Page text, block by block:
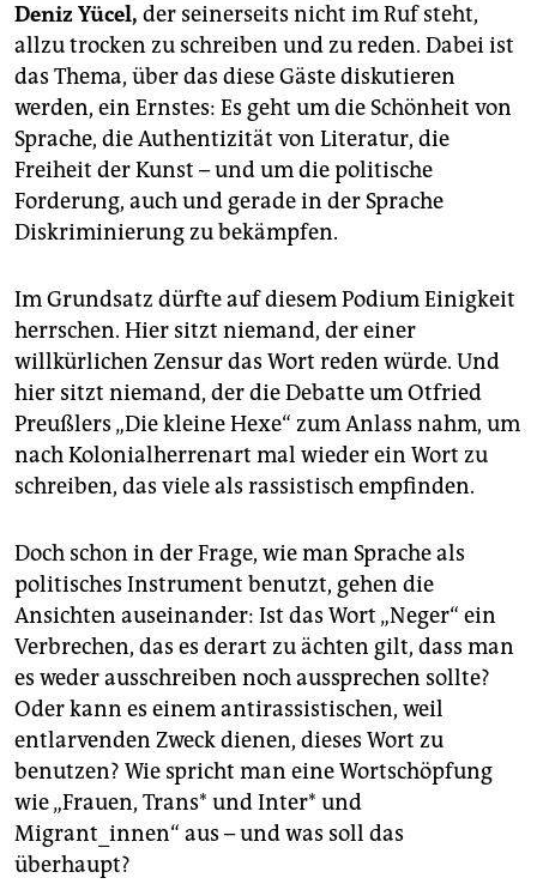
Deniz Yücel, der seinerseits nicht im Ruf steht,
allzu trocken zu schreiben und zu reden. Dabei ist
das Thema, über das diese Gäste diskutieren
werden, ein Ernstes: Es geht um die Schönheit von
Sprache, die Authentizität von Literatur, die
Freiheit der Kunst – und um die politische
Forderung, auch und gerade in der Sprache
Diskriminierung zu bekämpfen.
Im Grundsatz dürfte auf diesem Podium Einigkeit
herrschen. Hier sitzt niemand, der einer
willkürlichen Zensur das Wort reden würde. Und
hier sitzt niemand, der die Debatte um Otfried
Preußlers „Die kleine Hexe“ zum Anlass nahm, um
nach Kolonialherrenart mal wieder ein Wort zu
schreiben, das viele als rassistisch empfinden.
Doch schon in der Frage, wie man Sprache als
politisches Instrument benutzt, gehen die
Ansichten auseinander: Ist das Wort „Neger“ ein
Verbrechen, das es derart zu ächten gilt, dass man
es weder ausschreiben noch aussprechen sollte?
Oder kann es einem antirassistischen, weil
entlarvenden Zweck dienen, dieses Wort zu
benutzen? Wie spricht man eine Wortschöpfung
wie „Frauen, Trans* und Inter* und
Migrant_innen“ aus – und was soll das
überhaupt?